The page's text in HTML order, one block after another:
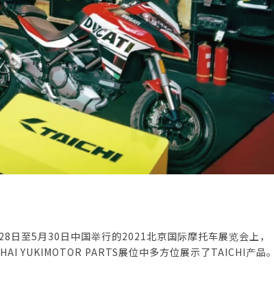
日至5月30日中国举行的2021北京国际摩托车展览会上，
YUKIMOTOR PARTS展位中多方位展示了TAICHI产品